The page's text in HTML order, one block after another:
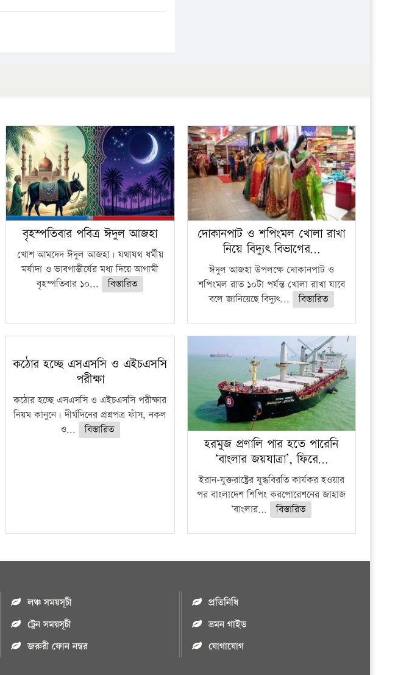
বৃহস্পতিবার পবিত্র ঈদুল আজহা
খোশ আমদেদ ঈদুল আজহা। যথাযথ ধর্মীয়
মর্যাদা ও ভাবগাম্ভীর্যের মধ্য দিয়ে আগামী
বৃহস্পতিবার ১০...
বিস্তারিত
দোকানপাট ও শপিংমল খোলা রাখা
নিয়ে বিদ্যুৎ বিভাগের…
ঈদুল আজহা উপলক্ষে দোকানপাট ও
শপিংমল রাত ১০টা পর্যন্ত খোলা রাখা যাবে
বলে জানিয়েছে বিদ্যুৎ...
বিস্তারিত
কঠোর হচ্ছে এসএসসি ও এইচএসসি
পরীক্ষা
কঠোর হচ্ছে এসএসসি ও এইচএসসি পরীক্ষার
নিয়ম কানুনে। দীর্ঘদিনের প্রশ্নপত্র ফাঁস, নকল
ও...
বিস্তারিত
হরমুজ প্রণালি পার হতে পারেনি
‘বাংলার জয়যাত্রা’, ফিরে…
ইরান-যুক্তরাষ্ট্রের যুদ্ধবিরতি কার্যকর হওয়ার
পর বাংলাদেশ শিপিং করপোরেশনের জাহাজ
‘বাংলার...
বিস্তারিত
লঞ্চ সময়সূচী
ট্রেন সময়সূচী
জরুরী ফোন নম্বর
প্রতিনিধি
ভ্রমন গাইড
যোগাযোগ